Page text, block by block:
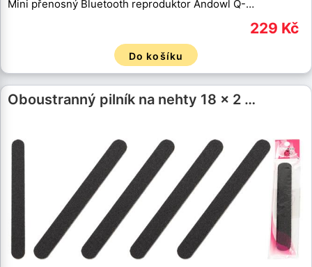
Mini přenosný Bluetooth reproduktor Andowl Q-…
229 Kč
Do košíku
Oboustranný pilník na nehty 18 x 2 …